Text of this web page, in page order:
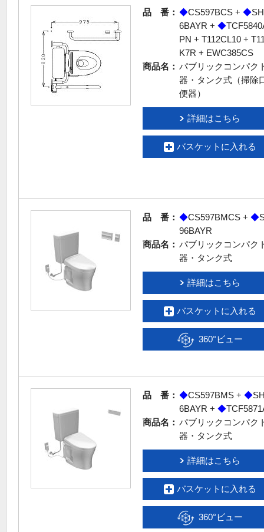
品 番： ◆CS597BCS + ◆
6BAYR + ◆
PN + T112CL10 +
K7R + EWC385CS
商品名： パブリックコンパク
器・タンク式（掃除
便器）
詳細はこちら
バスケットに入れる
品 番： ◆CS597BMCS + ◆
96BAYR
商品名： パブリックコンパク
器・タンク式
詳細はこちら
バスケットに入れる
360°ビュー
品 番： ◆CS597BMS + ◆
6BAYR + ◆
商品名： パブリックコンパク
器・タンク式
詳細はこちら
バスケットに入れる
360°ビュー